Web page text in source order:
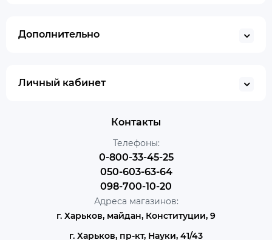
Дополнительно
Личный кабинет
Контакты
Телефоны:
0-800-33-45-25
050-603-63-64
098-700-10-20
Адреса магазинов:
г. Харьков, майдан, Конституции, 9
г. Харьков, пр-кт, Науки, 41/43